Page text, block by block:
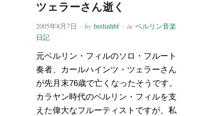
ツェラーさん逝く
2005年8月7日 · by berlinhbf· in ベルリン音楽
日記
元ベルリン・フィルのソロ・フルート
奏者、カールハインツ・ツェラーさん
が先月末76歳で亡くなったそうです。
カラヤン時代のベルリン・フィルを支
えた偉大なフルーティストですが、私